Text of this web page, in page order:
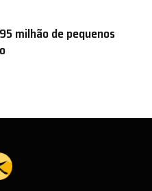
milhão de pequenos